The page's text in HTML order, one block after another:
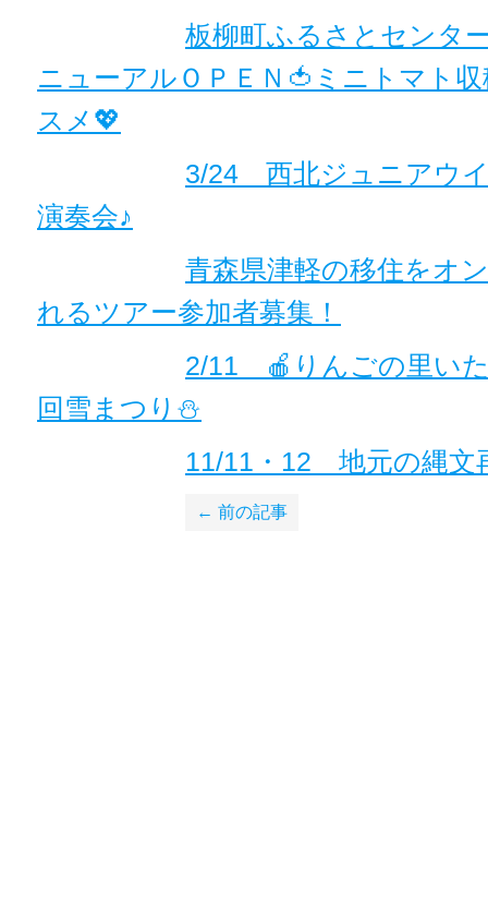
板柳町ふるさとセンタ
ニューアルＯＰＥＮ🍅ミニトマト
スメ💖
3/24 西北ジュニアウ
演奏会♪
青森県津軽の移住をオ
れるツアー参加者募集！
2/11 🍎りんごの里い
回雪まつり⛄
11/11・12 地元の縄文
← 前の記事